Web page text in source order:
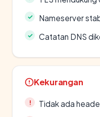
Nameserver
Catatan DNS
Kekurangan
Tidak ada